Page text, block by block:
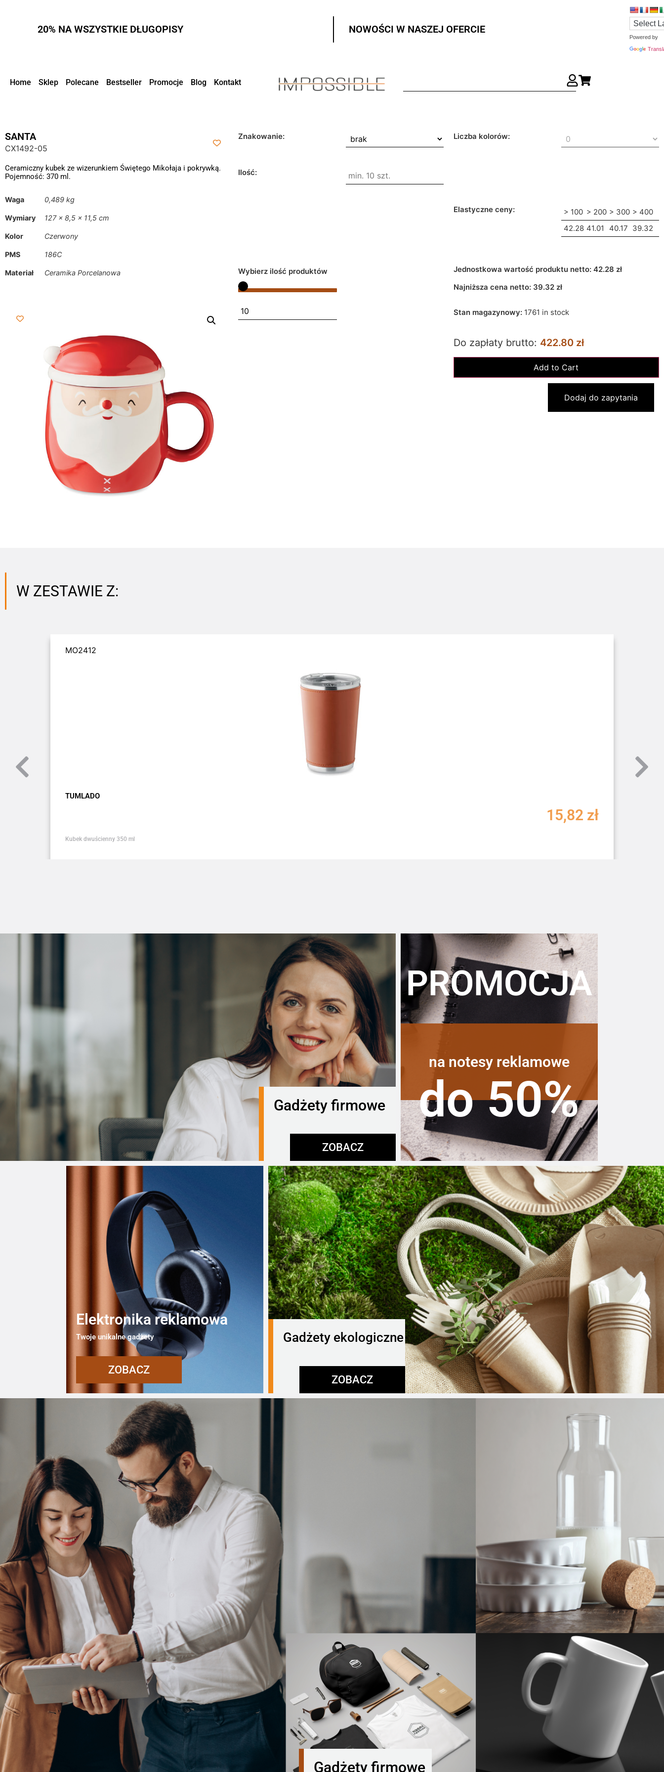
20% NA WSZYSTKIE DŁUGOPISY NOWOŚCI W NASZEJ OFERCIE
Powered by
Home Sklep Polecane Bestseller Promocje Blog Kontakt
SANTA
CX1492-05
Ceramiczny kubek ze wizerunkiem Świętego Mikołaja i pokrywką.
Pojemność: 370 ml.
Waga 0,489 kg
Wymiary 127 × 8,5 × 11,5 cm
Kolor Czerwony
PMS 186C
Materiał Ceramika Porcelanowa
Znakowanie: Liczba kolorów:
Ilość:
Elastyczne ceny: > 100 > 200 > 300 > 400
42.28 41.01 40.17 39.32
Wybierz ilość produktów Jednostkowa wartość produktu netto: 42.28 zł
Najniższa cena netto: 39.32zł
Stan magazynowy: 1761 in stock
Do zapłaty brutto: 422.80 zł
Dodaj do zapytania
W ZESTAWIE Z:
MO2412
TUMLADO
15,82 zł
Kubek dwuścienny 350 ml
Gadżety firmowe
ZOBACZ
PROMOCJA
na notesy reklamowe
do 50%
Elektronika reklamowa
Twoje unikalne gadżety
ZOBACZ
Gadżety ekologiczne
ZOBACZ
Gadżety firmowe